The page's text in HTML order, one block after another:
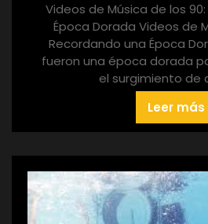
Videos de Música de los
Época Dorada Videos de
Recordando una Época
fueron una época dorada
el surgimiento de
Leer más